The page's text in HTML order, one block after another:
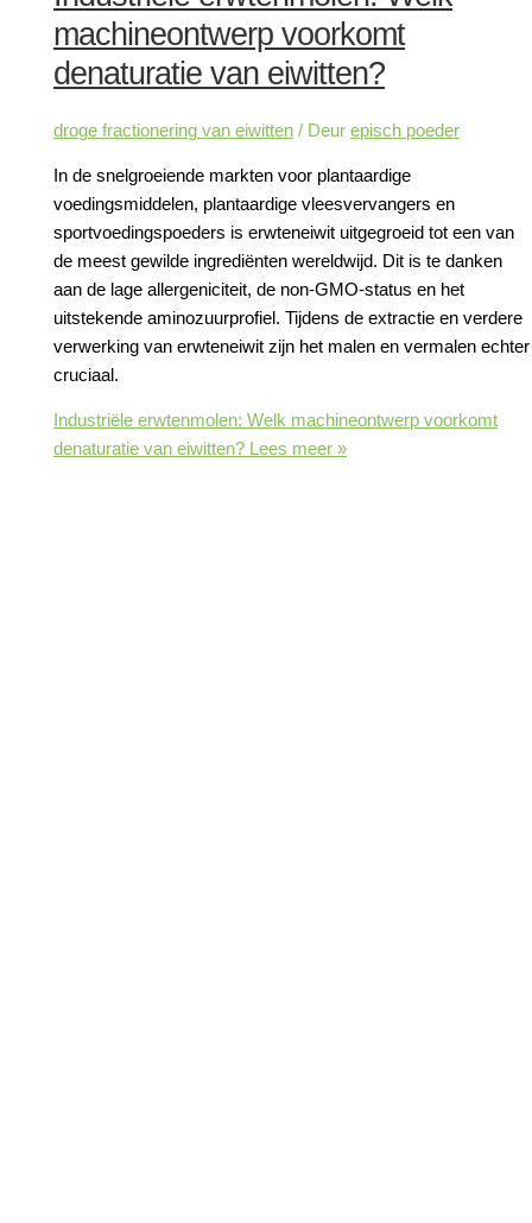
machineontwerp voorkomt
denaturatie van eiwitten?
droge fractionering van eiwitten / Deurepisch poeder
In de snelgroeiende markten voor plantaardige
voedingsmiddelen, plantaardige vleesvervangers en
sportvoedingspoeders is erwteneiwit uitgegroeid tot een van
de meest gewilde ingrediënten wereldwijd. Dit is te danken
aan de lage allergeniciteit, de non-GMO-status en het
uitstekende aminozuurprofiel. Tijdens de extractie en verdere
verwerking van erwteneiwit zijn het malen en vermalen echter
cruciaal.
Industriële erwtenmolen: Welk machineontwerp voorkomt
denaturatie van eiwitten? Lees meer »